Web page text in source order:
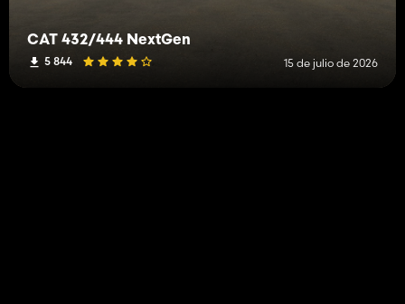
CAT 432/444 NextGen
5 844 15 de julio de 2026